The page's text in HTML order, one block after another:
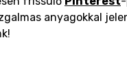
anyagokkal